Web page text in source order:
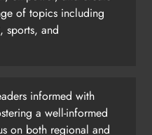
of topics including
sports, and
informed with
a well-informed
on both regional and